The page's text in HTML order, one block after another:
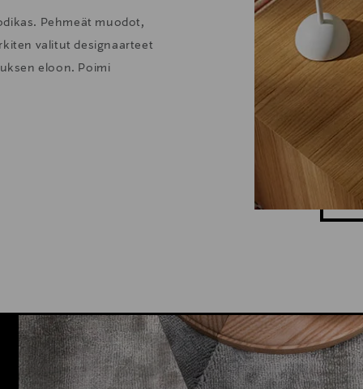
Pehmeät muodot,
valitut designaarteet
eloon. Poimi